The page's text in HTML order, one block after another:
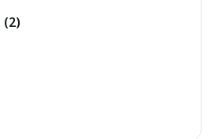
(2)